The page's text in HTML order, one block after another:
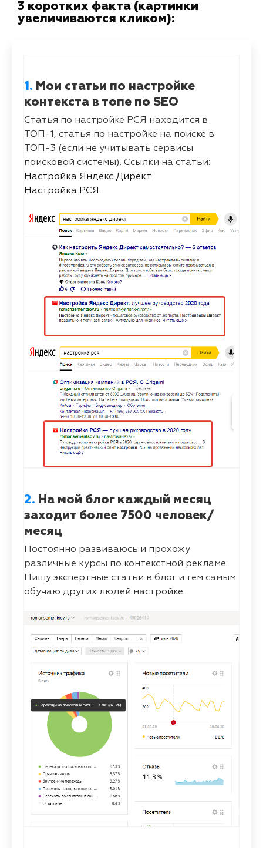
3 коротких факта (картинки
увеличиваются кликом):
1. Мои статьи по настройке
контекста в топе по SEO
Статья по настройке РСЯ находится в
ТОП-1, статья по настройке на поиске в
ТОП-3 (если не учитывать сервисы
поисковой системы). Ссылки на статьи:
Настройка Яндекс Директ
Настройка РСЯ
2. На мой блог каждый месяц
заходит более 7500 человек/
месяц
Постоянно развиваюсь и прохожу
различные курсы по контекстной рекламе.
Пишу экспертные статьи в блог и тем самым
обучаю других людей настройке.